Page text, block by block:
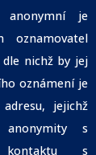
je
oznamovatel
nichž by jej
oznámení je
jejichž
s
kontaktu s